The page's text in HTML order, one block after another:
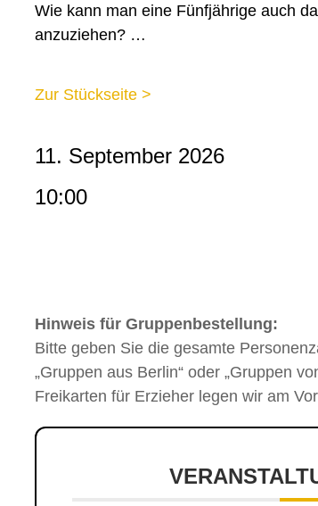
Wie kann man eine Fünfjährige auch
anzuziehen? …
Zur Stückseite >
11. September 2026
10:00
Hinweis für Gruppenbestellung:
Bitte geben Sie die gesamte
„Gruppen aus Berlin“ oder „Gruppen
Freikarten für Erzieher legen wir am